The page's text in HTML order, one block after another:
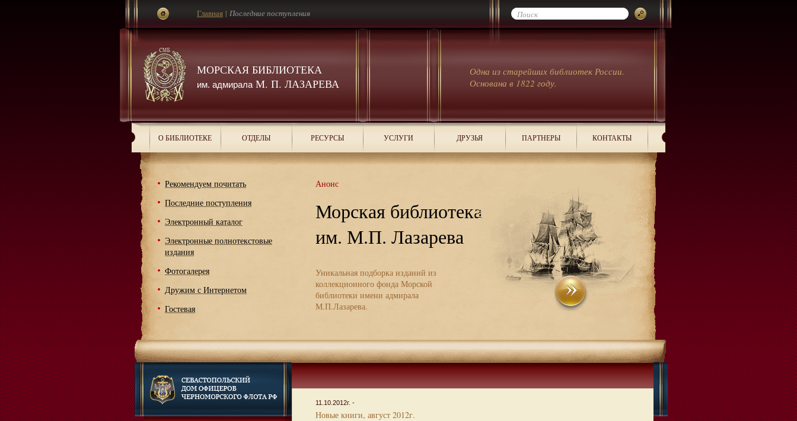
МОРСКАЯ БИБЛИОТЕКА
им. адмиралаМ. П. ЛАЗАРЕВА
Одна из старейших библиотек России.
Основана в 1822 году.
Главная | Последние поступления
О БИБЛИОТЕКЕ ОТДЕЛЫ РЕСУРСЫ УСЛУГИ ДРУЗЬЯ ПАРТНЕРЫ КОНТАКТЫ
Рекомендуем почитать
Последние поступления
Электронный каталог
Электронные полнотекстовые
издания
Фотогалерея
Дружим с Интернетом
Гостевая
Анонс
Морская библиотека
им. М.П. Лазарева
Уникальная подборка изданий из
коллекционного фонда Морской
библиотеки имени адмирала
М.П.Лазарева.
11.10.2012г. -
Новые книги, август 2012г.